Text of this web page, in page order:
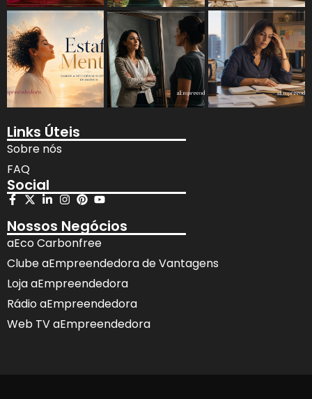
Links Úteis
Sobre nós
FAQ
Social
Nossos Negócios
aEco Carbonfree
Clube aEmpreendedora de Vantagens
Loja aEmpreendedora
Rádio aEmpreendedora
Web TV aEmpreendedora